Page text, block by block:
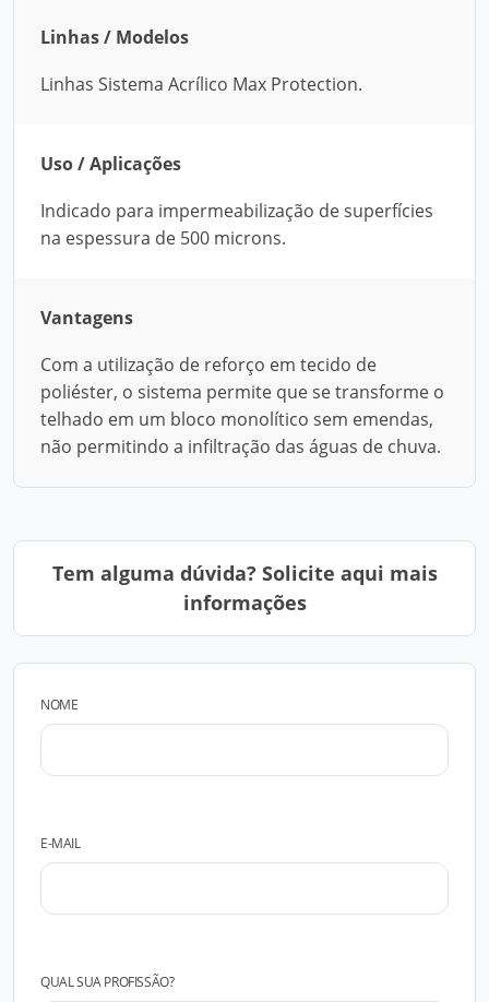
Linhas / Modelos
Linhas Sistema Acrílico Max Protection.
Uso / Aplicações
Indicado para impermeabilização de superfícies
na espessura de 500 microns.
Vantagens
Com a utilização de reforço em tecido de
poliéster, o sistema permite que se transforme o
telhado em um bloco monolítico sem emendas,
não permitindo a infiltração das águas de chuva.
Tem alguma dúvida? Solicite aqui mais
informações
NOME
E-MAIL
QUAL SUA PROFISSÃO?